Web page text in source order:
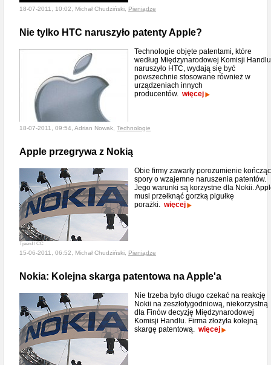
18-07-2011, 10:02, Michał Chudziński, Pieniądze
Nie tylko HTC naruszyło patenty Apple?
Technologie objęte patentami, które
według Międzynarodowej Komisji Handlu
naruszyło HTC, wydają się być
powszechnie stosowane również w
urządzeniach innych
producentów. więcej
18-07-2011, 09:54, Adrian Nowak, Technologie
Apple przegrywa z Nokią
Tjeerd / CC
Obie firmy zawarły porozumienie
spory o wzajemne naruszenia patentów.
Jego warunki są korzystne dla Nokii.
musi przełknąć gorzką pigułkę
porażki. więcej
15-06-2011, 06:52, Michał Chudziński, Pieniądze
Nokia: Kolejna skarga patentowa na Apple'a
Nie trzeba było długo czekać na reakcję
Nokii na zeszłotygodniową, niekorzystną
dla Finów decyzję Międzynarodowej
Komisji Handlu. Firma złożyła kolejną
skargę patentową. więcej